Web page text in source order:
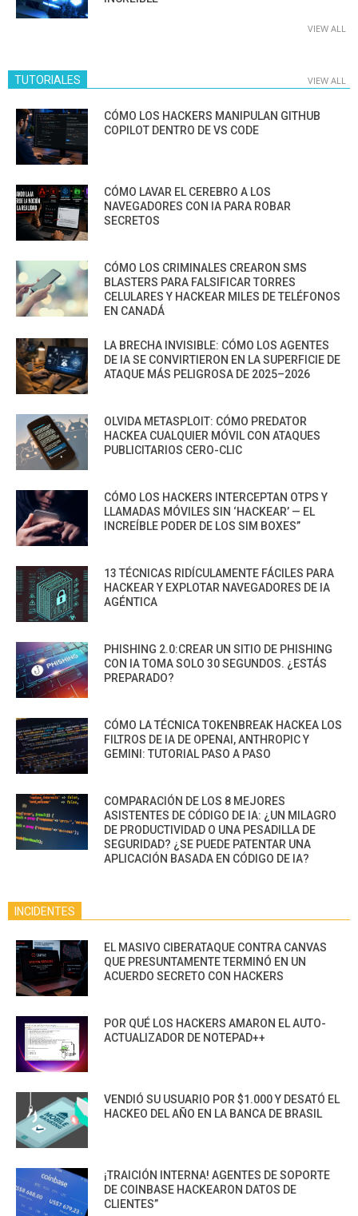
VIEW ALL
TUTORIALES VIEW ALL
CÓMO LOS HACKERS MANIPULAN GITHUB
COPILOT DENTRO DE VS CODE
CÓMO LAVAR EL CEREBRO A LOS
NAVEGADORES CON IA PARA ROBAR
SECRETOS
CÓMO LOS CRIMINALES CREARON SMS
BLASTERS PARA FALSIFICAR TORRES
CELULARES Y HACKEAR MILES DE TELÉFONOS
EN CANADÁ
LA BRECHA INVISIBLE: CÓMO LOS AGENTES
DE IA SE CONVIRTIERON EN LA SUPERFICIE DE
ATAQUE MÁS PELIGROSA DE 2025–2026
OLVIDA METASPLOIT: CÓMO PREDATOR
HACKEA CUALQUIER MÓVIL CON ATAQUES
PUBLICITARIOS CERO-CLIC
CÓMO LOS HACKERS INTERCEPTAN OTPS Y
LLAMADAS MÓVILES SIN ‘HACKEAR’ — EL
INCREÍBLE PODER DE LOS SIM BOXES”
13 TÉCNICAS RIDÍCULAMENTE FÁCILES PARA
HACKEAR Y EXPLOTAR NAVEGADORES DE IA
AGÉNTICA
PHISHING 2.0:CREAR UN SITIO DE PHISHING
CON IA TOMA SOLO 30 SEGUNDOS. ¿ESTÁS
PREPARADO?
CÓMO LA TÉCNICA TOKENBREAK HACKEA LOS
FILTROS DE IA DE OPENAI, ANTHROPIC Y
GEMINI: TUTORIAL PASO A PASO
COMPARACIÓN DE LOS 8 MEJORES
ASISTENTES DE CÓDIGO DE IA: ¿UN MILAGRO
DE PRODUCTIVIDAD O UNA PESADILLA DE
SEGURIDAD? ¿SE PUEDE PATENTAR UNA
APLICACIÓN BASADA EN CÓDIGO DE IA?
INCIDENTES
EL MASIVO CIBERATAQUE CONTRA CANVAS
QUE PRESUNTAMENTE TERMINÓ EN UN
ACUERDO SECRETO CON HACKERS
POR QUÉ LOS HACKERS AMARON EL AUTO-
ACTUALIZADOR DE NOTEPAD++
VENDIÓ SU USUARIO POR $1.000 Y DESATÓ EL
HACKEO DEL AÑO EN LA BANCA DE BRASIL
¡TRAICIÓN INTERNA! AGENTES DE SOPORTE
DE COINBASE HACKEARON DATOS DE
CLIENTES”